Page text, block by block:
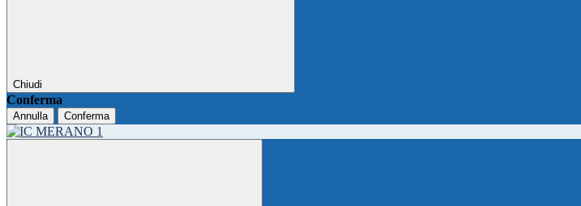
Chiudi
Conferma
Annulla Conferma